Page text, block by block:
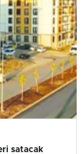
satacak